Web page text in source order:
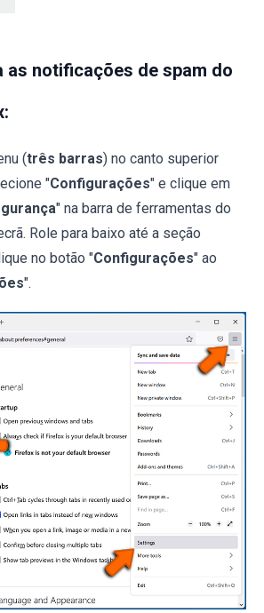
as notificações de spam do
(três barras) no canto superior
"Configurações" e clique em
" na barra de ferramentas do
Role para baixo até a seção
no botão "Configurações" ao
".